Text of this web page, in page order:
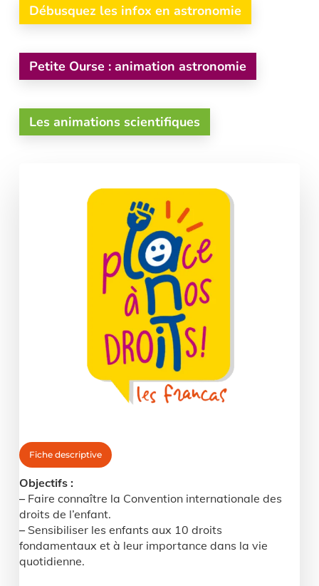
Débusquez les infox en astronomie
Petite Ourse : animation astronomie
Les animations scientifiques
Fiche descriptive
Objectifs :
– Faire connaître la Convention internationale des
droits de l’enfant.
– Sensibiliser les enfants aux 10 droits
fondamentaux et à leur importance dans la vie
quotidienne.